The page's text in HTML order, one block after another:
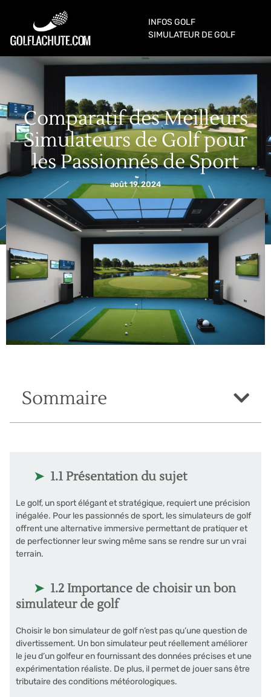
INFOS GOLF
SIMULATEUR DE GOLF
Comparatif des Meilleurs
Simulateurs de Golf pour
les Passionnés de Sport
août 19, 2024
Sommaire
1.1 Présentation du sujet
Le golf, un sport élégant et stratégique, requiert une précision
inégalée. Pour les passionnés de sport, les simulateurs de golf
offrent une alternative immersive permettant de pratiquer et
de perfectionner leur swing même sans se rendre sur un vrai
terrain.
1.2 Importance de choisir un bon
simulateur de golf
Choisir le bon simulateur de golf n’est pas qu’une question de
divertissement. Un bon simulateur peut réellement améliorer
le jeu d’un golfeur en fournissant des données précises et une
expérimentation réaliste. De plus, il permet de jouer sans être
tributaire des conditions météorologiques.